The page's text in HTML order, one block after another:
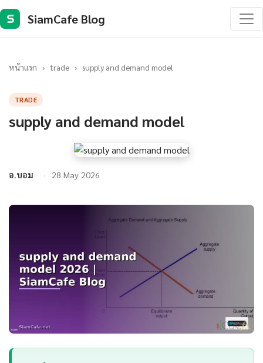
S SiamCafe Blog
หน้าแรก › trade › supply and demand model
TRADE
supply and demand model
อ.บอม 28 May 2026